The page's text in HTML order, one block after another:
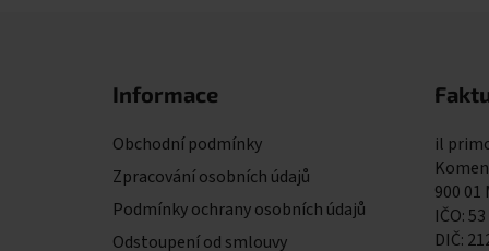
Informace
Obchodní podmínky
Zpracování osobních údajů
Podmínky ochrany osobních údajů
Odstoupení od smlouvy
il
900 01
IČO:
DIČ: